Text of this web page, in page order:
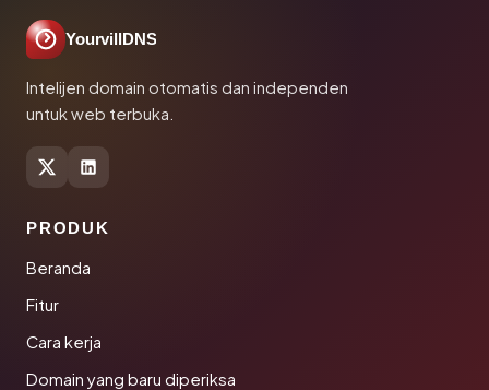
YourvillDNS
Intelijen domain otomatis dan independen
untuk web terbuka.
PRODUK
Beranda
Fitur
Cara kerja
Domain yang baru diperiksa